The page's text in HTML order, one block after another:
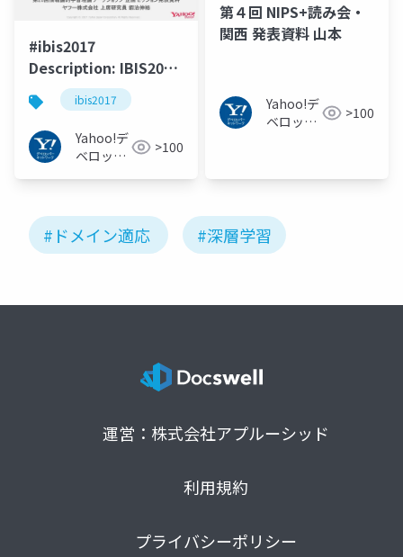
#ibis2017
Description: IBIS2017
の企画セッションでの
発表資料
ibis2017
Yahoo!デ
ベロッパ
>100
第４回 NIPS+読み会・
関西 発表資料 山本
Yahoo!デ
ベロッパ
>100
#ドメイン適応 #深層学習
運営：株式会社アプルーシッド
利用規約
プライバシーポリシー